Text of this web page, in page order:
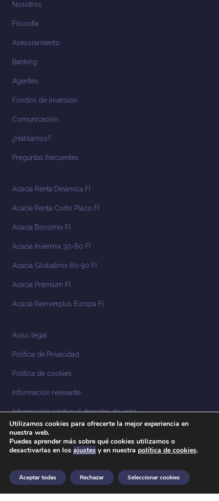
Nosotros
Filosofía
Asesoramiento
Banking
Agentes
Fondos de inversión
Comunicación
¿Hablamos?
Preguntas frecuentes
Acacia Renta Dinámica FI
Acacia Renta Corto Plazo FI
Acacia Bonomix FI
Acacia Invermix 30-60 FI
Acacia Globalmix 60-90 FI
Acacia Premium FI
Acacia Reinverplus Europa FI
Aviso legal
Política de Privacidad
Política de cookies
Información relevante
Información relativa al derecho de voto
Información relacionada con la sostenibilidad
Sistema Interno de Información
Anuncios legales
Utilizamos cookies para ofrecerte la mejor experiencia en
nuestra web.
Puedes aprender más sobre qué cookies utilizamos o
desactivarlas en los ajustes y en nuestra política de cookies.
Aceptar todas Rechazar Seleccionar cookies